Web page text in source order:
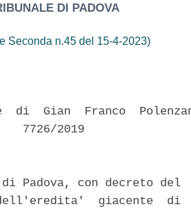
DI PADOVA
Seconda n.45 del 15-4-2023)
di  Gian  Franco
7726/2019
Padova, con decreto del
giacente  di